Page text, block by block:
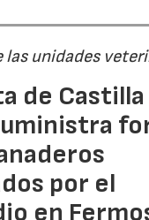
las unidades
de
por el
en